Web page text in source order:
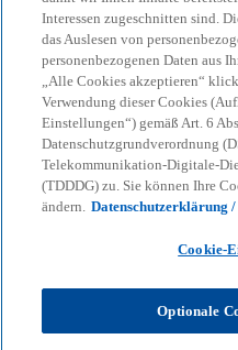
Interessen zugeschnitten sind.
das Auslesen von
personenbezogenen Daten aus
„Alle Cookies akzeptieren“
Verwendung dieser Cookies
Einstellungen“) gemäß Art. 6
Datenschutzgrundverordnung
Telekommunikation-Digitale-
(TDDDG) zu. Sie können Ihre
ändern. Datenschutzerklärung
Cookie-
Optionale